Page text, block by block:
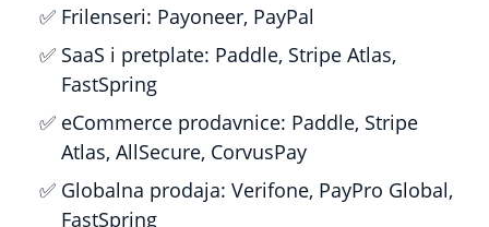
Frilenseri: Payoneer, PayPal
SaaS i pretplate: Paddle, Stripe Atlas,
FastSpring
eCommerce prodavnice: Paddle, Stripe
Atlas, AllSecure, CorvusPay
Globalna prodaja: Verifone, PayPro Global,
FastSpring